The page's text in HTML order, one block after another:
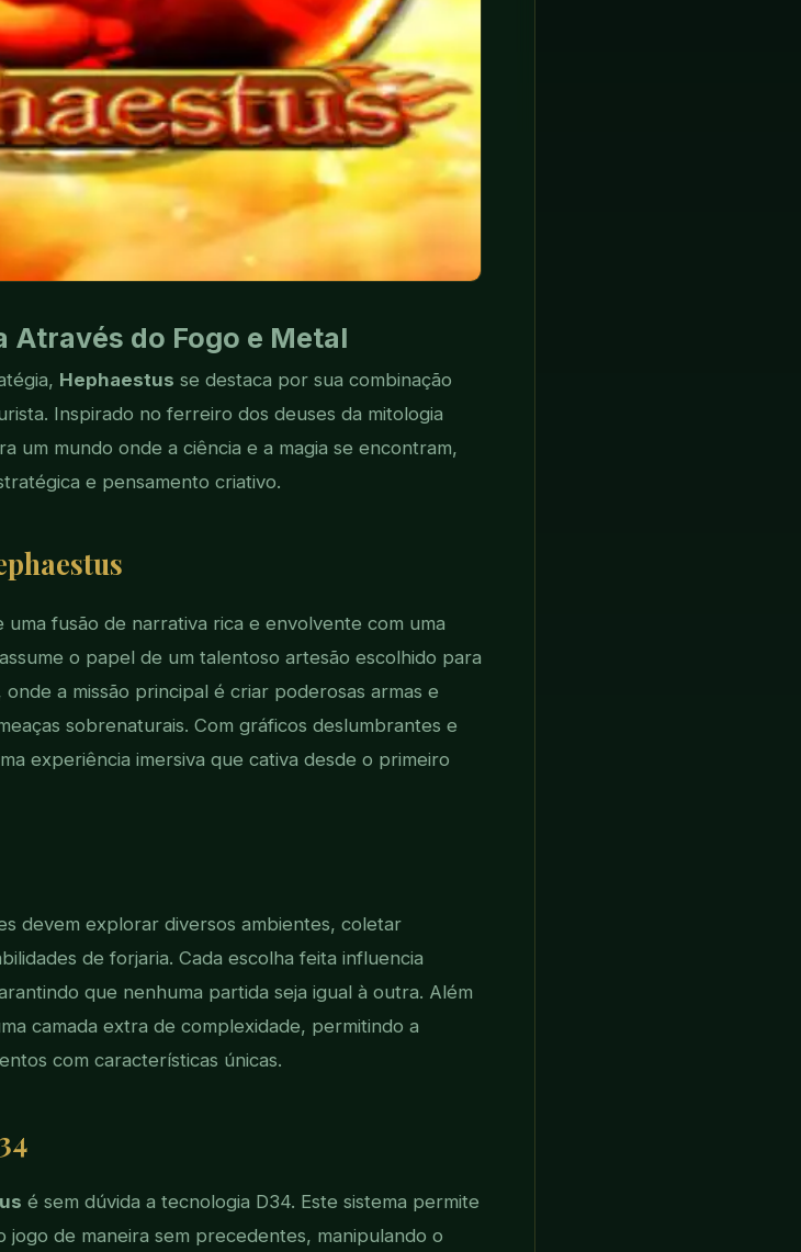
Através do Fogo e Metal
Hephaestus se destaca por sua combinação
Inspirado no ferreiro dos deuses da mitologia
um mundo onde a ciência e a magia se encontram,
e pensamento criativo.
uma fusão de narrativa rica e envolvente com uma
o papel de um talentoso artesão escolhido para
a missão principal é criar poderosas armas e
sobrenaturais. Com gráficos deslumbrantes e
experiência imersiva que cativa desde o primeiro
devem explorar diversos ambientes, coletar
de forjaria. Cada escolha feita influencia
que nenhuma partida seja igual à outra. Além
camada extra de complexidade, permitindo a
com características únicas.
é sem dúvida a tecnologia D34. Este sistema permite
de maneira sem precedentes, manipulando o